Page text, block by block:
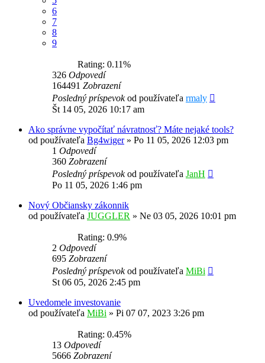
6
7
8
9
Rating: 0.11%
326 Odpovedí
164491 Zobrazení
Posledný príspevokod používateľa rmaly
Št 14 05, 2026 10:17 am
Ako správne vypočítať návratnosť? Máte nejaké tools?
od používateľa Bg4wiger» Po 11 05, 2026 12:03 pm
1 Odpovedí
360 Zobrazení
Posledný príspevokod používateľa JanH
Po 11 05, 2026 1:46 pm
Nový Občiansky zákonnik
od používateľa JUGGLER » Ne 03 05, 2026 10:01 pm
Rating: 0.9%
2 Odpovedí
695 Zobrazení
Posledný príspevokod používateľa MiBi
St 06 05, 2026 2:45 pm
Uvedomele investovanie
od používateľa MiBi » Pi 07 07, 2023 3:26 pm
Rating: 0.45%
13 Odpovedí
5666 Zobrazení